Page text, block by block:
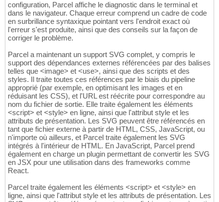
configuration, Parcel affiche le diagnostic dans le terminal et
dans le navigateur. Chaque erreur comprend un cadre de code
en surbrillance syntaxique pointant vers l'endroit exact où
l'erreur s'est produite, ainsi que des conseils sur la façon de
corriger le problème.
Parcel a maintenant un support SVG complet, y compris le
support des dépendances externes référencées par des balises
telles que <image> et <use>, ainsi que des scripts et des
styles. Il traite toutes ces références par le biais du pipeline
approprié (par exemple, en optimisant les images et en
réduisant les CSS), et l'URL est réécrite pour correspondre au
nom du fichier de sortie. Elle traite également les éléments
<script> et <style> en ligne, ainsi que l'attribut style et les
attributs de présentation. Les SVG peuvent être référencés en
tant que fichier externe à partir de HTML, CSS, JavaScript, ou
n'importe où ailleurs, et Parcel traite également les SVG
intégrés à l'intérieur de HTML. En JavaScript, Parcel prend
également en charge un plugin permettant de convertir les SVG
en JSX pour une utilisation dans des frameworks comme
React.
Parcel traite également les éléments <script> et <style> en
ligne, ainsi que l'attribut style et les attributs de présentation. Les